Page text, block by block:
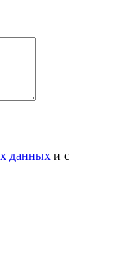
данных и с